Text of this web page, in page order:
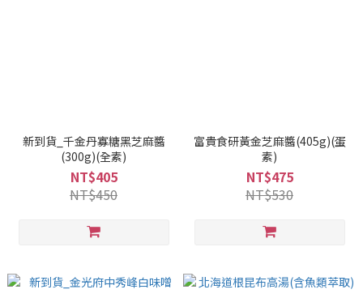
新到貨_千金丹寡糖黑芝麻醬
(300g)(全素)
NT$405
NT$450
富貴食研黃金芝麻醬(405g)(蛋
素)
NT$475
NT$530